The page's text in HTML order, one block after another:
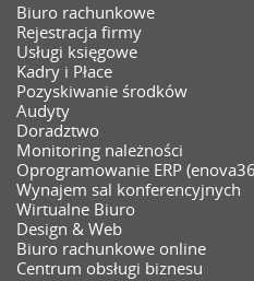
Biuro rachunkowe
Rejestracja firmy
Usługi księgowe
Kadry i Płace
Pozyskiwanie środków
Audyty
Doradztwo
Monitoring należności
Oprogramowanie ERP
Wynajem sal konferencyjnych
Wirtualne Biuro
Design & Web
Biuro rachunkowe online
Centrum obsługi biznesu